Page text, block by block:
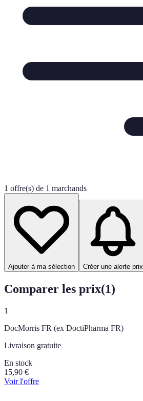
1 offre(s) de 1 marchands
Ajouter à ma sélection Créer une alerte prix
Comparer les prix(1)
1
DocMorris FR (ex DoctiPharma FR)
Livraison gratuite
En stock
15,90 €
Voir l'offre